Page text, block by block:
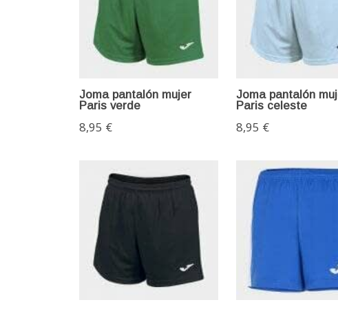
Joma pantalón mujer
Paris verde
8,95 €
Joma pantalón
Paris celeste
8,95 €